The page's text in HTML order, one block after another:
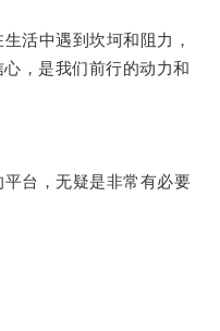
活中遇到坎坷和阻力，
，是我们前行的动力和
台，无疑是非常有必要